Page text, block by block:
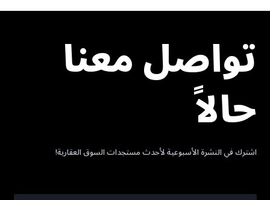
تواصل معنا
حالاً
اشترك في النشرة الأسبوعية لأحدث مستجدات السوق العقارية!